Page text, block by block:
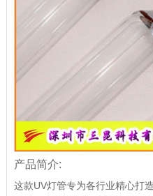
产品简介:
这款UV灯管专为各行业精心打